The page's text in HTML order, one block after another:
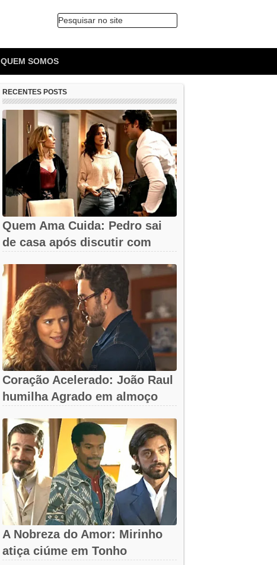
Pesquisar no site
QUEM SOMOS
RECENTES POSTS
Quem Ama Cuida: Pedro sai
de casa após discutir com
Coração Acelerado: João Raul
humilha Agrado em almoço
A Nobreza do Amor: Mirinho
atiça ciúme em Tonho